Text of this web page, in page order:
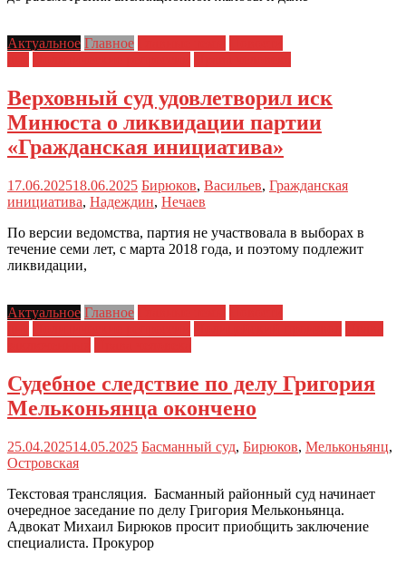
Актуальное Главное
Верховный суд удовлетворил иск
Минюста о ликвидации партии
«Гражданская инициатива»
17.06.202518.06.2025 Бирюков, Васильев, Гражданская
инициатива, Надеждин, Нечаев
По версии ведомства, партия не участвовала в выборах в
течение семи лет, с марта 2018 года, и поэтому подлежит
ликвидации,
Актуальное Главное
Судебное следствие по делу Григория
Мельконьянца окончено
25.04.202514.05.2025 Басманный суд, Бирюков, Мельконьянц,
Островская
Текстовая трансляция. Басманный районный суд начинает
очередное заседание по делу Григория Мельконьянца.
Адвокат Михаил Бирюков просит приобщить заключение
специалиста. Прокурор